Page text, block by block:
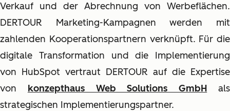
Verkauf und der Abrechnung von Werbeflächen.
DERTOUR Marketing-Kampagnen werden mit
zahlenden Kooperationspartnern verknüpft. Für die
digitale Transformation und die Implementierung
von HubSpot vertraut DERTOUR auf die Expertise
von konzepthaus Web Solutions GmbH als
strategischen Implementierungspartner.